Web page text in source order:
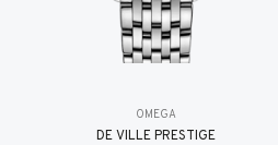
OMEGA
DE VILLE PRESTIGE